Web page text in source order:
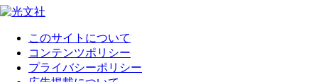
このサイトについて
コンテンツポリシー
プライバシーポリシー